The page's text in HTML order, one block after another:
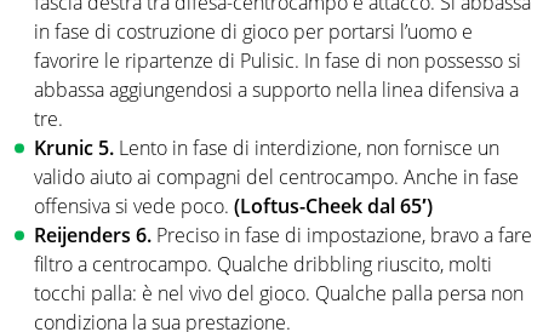
in fase di costruzione di gioco per portarsi l’uomo e
favorire le ripartenze di Pulisic. In fase di non possesso si
abbassa aggiungendosi a supporto nella linea difensiva a
tre.
Krunic 5. Lento in fase di interdizione, non fornisce un
valido aiuto ai compagni del centrocampo. Anche in fase
offensiva si vede poco. (Loftus-Cheek dal 65′)
Reijenders 6. Preciso in fase di impostazione, bravo a fare
filtro a centrocampo. Qualche dribbling riuscito, molti
tocchi palla: è nel vivo del gioco. Qualche palla persa non
condiziona la sua prestazione.